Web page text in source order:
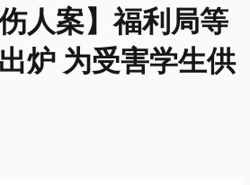
人案】福利局等
炉 为受害学生供